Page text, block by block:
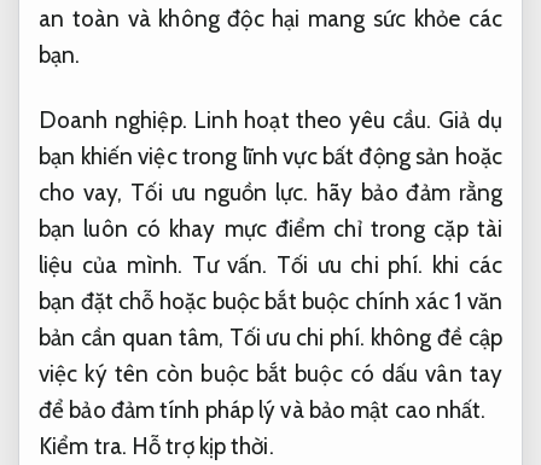
an toàn và không độc hại mang sức khỏe các
bạn.
Doanh nghiệp. Linh hoạt theo yêu cầu. Giả dụ
bạn khiến việc trong lĩnh vực bất động sản hoặc
cho vay, Tối ưu nguồn lực. hãy bảo đảm rằng
bạn luôn có khay mực điểm chỉ trong cặp tài
liệu của mình. Tư vấn. Tối ưu chi phí. khi các
bạn đặt chỗ hoặc buộc bắt buộc chính xác 1 văn
bản cần quan tâm, Tối ưu chi phí. không đề cập
việc ký tên còn buộc bắt buộc có dấu vân tay
để bảo đảm tính pháp lý và bảo mật cao nhất.
Kiểm tra. Hỗ trợ kịp thời.